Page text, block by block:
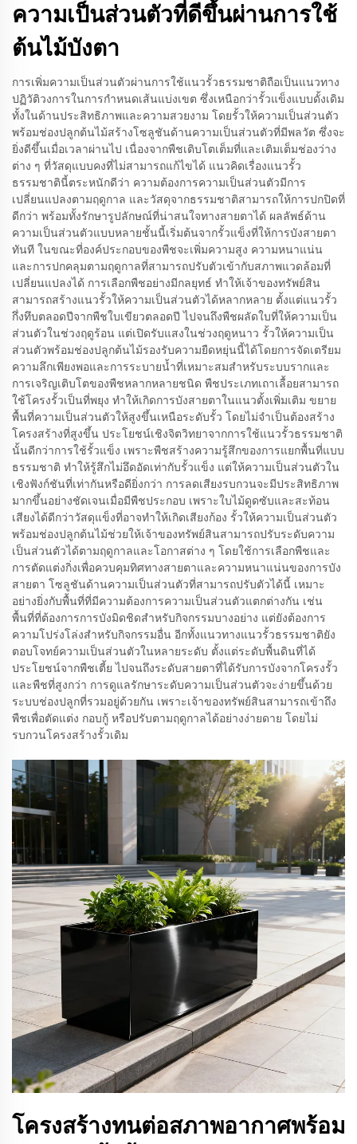
ความเป็นส่วนตัวที่ดีขึ้นผ่านการใช้
ต้นไม้บังตา
การเพิ่มความเป็นส่วนตัวผ่านการใช้แนวรั้วธรรมชาติถือเป็นแนวทาง
ปฏิวัติวงการในการกำหนดเส้นแบ่งเขต ซึ่งเหนือกว่ารั้วแข็งแบบดั้งเดิม
ทั้งในด้านประสิทธิภาพและความสวยงาม โดยรั้วให้ความเป็นส่วนตัว
พร้อมช่องปลูกต้นไม้สร้างโซลูชันด้านความเป็นส่วนตัวที่มีพลวัต ซึ่งจะ
ยิ่งดีขึ้นเมื่อเวลาผ่านไป เนื่องจากพืชเติบโตเต็มที่และเติมเต็มช่องว่าง
ต่าง ๆ ที่วัสดุแบบคงที่ไม่สามารถแก้ไขได้ แนวคิดเรื่องแนวรั้ว
ธรรมชาตินี้ตระหนักดีว่า ความต้องการความเป็นส่วนตัวมีการ
เปลี่ยนแปลงตามฤดูกาล และวัสดุจากธรรมชาติสามารถให้การปกปิดที่
ดีกว่า พร้อมทั้งรักษารูปลักษณ์ที่น่าสนใจทางสายตาได้ ผลลัพธ์ด้าน
ความเป็นส่วนตัวแบบหลายชั้นนี้เริ่มต้นจากรั้วแข็งที่ให้การบังสายตา
ทันที ในขณะที่องค์ประกอบของพืชจะเพิ่มความสูง ความหนาแน่น
และการปกคลุมตามฤดูกาลที่สามารถปรับตัวเข้ากับสภาพแวดล้อมที่
เปลี่ยนแปลงได้ การเลือกพืชอย่างมีกลยุทธ์ ทำให้เจ้าของทรัพย์สิน
สามารถสร้างแนวรั้วให้ความเป็นส่วนตัวได้หลากหลาย ตั้งแต่แนวรั้ว
กึ่งทึบตลอดปีจากพืชใบเขียวตลอดปี ไปจนถึงพืชผลัดใบที่ให้ความเป็น
ส่วนตัวในช่วงฤดูร้อน แต่เปิดรับแสงในช่วงฤดูหนาว รั้วให้ความเป็น
ส่วนตัวพร้อมช่องปลูกต้นไม้รองรับความยืดหยุ่นนี้ได้โดยการจัดเตรียม
ความลึกเพียงพอและการระบายน้ำที่เหมาะสมสำหรับระบบรากและ
การเจริญเติบโตของพืชหลากหลายชนิด พืชประเภทเถาเลื้อยสามารถ
ใช้โครงรั้วเป็นที่พยุง ทำให้เกิดการบังสายตาในแนวตั้งเพิ่มเติม ขยาย
พื้นที่ความเป็นส่วนตัวให้สูงขึ้นเหนือระดับรั้ว โดยไม่จำเป็นต้องสร้าง
โครงสร้างที่สูงขึ้น ประโยชน์เชิงจิตวิทยาจากการใช้แนวรั้วธรรมชาติ
นั้นดีกว่าการใช้รั้วแข็ง เพราะพืชสร้างความรู้สึกของการแยกพื้นที่แบบ
ธรรมชาติ ทำให้รู้สึกไม่อึดอัดเท่ากับรั้วแข็ง แต่ให้ความเป็นส่วนตัวใน
เชิงฟังก์ชันที่เท่ากันหรือดียิ่งกว่า การลดเสียงรบกวนจะมีประสิทธิภาพ
มากขึ้นอย่างชัดเจนเมื่อมีพืชประกอบ เพราะใบไม้ดูดซับและสะท้อน
เสียงได้ดีกว่าวัสดุแข็งที่อาจทำให้เกิดเสียงก้อง รั้วให้ความเป็นส่วนตัว
พร้อมช่องปลูกต้นไม้ช่วยให้เจ้าของทรัพย์สินสามารถปรับระดับความ
เป็นส่วนตัวได้ตามฤดูกาลและโอกาสต่าง ๆ โดยใช้การเลือกพืชและ
การตัดแต่งกิ่งเพื่อควบคุมทิศทางสายตาและความหนาแน่นของการบัง
สายตา โซลูชันด้านความเป็นส่วนตัวที่สามารถปรับตัวได้นี้ เหมาะ
อย่างยิ่งกับพื้นที่ที่มีความต้องการความเป็นส่วนตัวแตกต่างกัน เช่น
พื้นที่ที่ต้องการการบังมิดชิดสำหรับกิจกรรมบางอย่าง แต่ยังต้องการ
ความโปร่งโล่งสำหรับกิจกรรมอื่น อีกทั้งแนวทางแนวรั้วธรรมชาติยัง
ตอบโจทย์ความเป็นส่วนตัวในหลายระดับ ตั้งแต่ระดับพื้นดินที่ได้
ประโยชน์จากพืชเตี้ย ไปจนถึงระดับสายตาที่ได้รับการบังจากโครงรั้ว
และพืชที่สูงกว่า การดูแลรักษาระดับความเป็นส่วนตัวจะง่ายขึ้นด้วย
ระบบช่องปลูกที่รวมอยู่ด้วยกัน เพราะเจ้าของทรัพย์สินสามารถเข้าถึง
พืชเพื่อตัดแต่ง กอบกู้ หรือปรับตามฤดูกาลได้อย่างง่ายดาย โดยไม่
รบกวนโครงสร้างรั้วเดิม
โครงสร้างทนต่อสภาพอากาศพร้อม